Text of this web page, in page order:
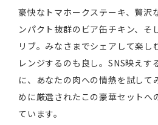
豪快なトマホークステーキ、贅沢
ンパクト抜群のビア缶チキン、そ
リブ。みなさまでシェアして楽し
レンジするのも良し。SNS映えす
に、あなたの肉への情熱を試して
めに厳選されたこの豪華セットへ
ています。